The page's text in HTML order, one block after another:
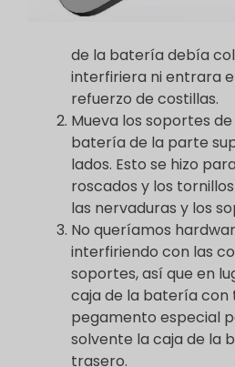
de la batería debía
interfiriera ni entrara
refuerzo de costillas.
Mueva los soportes
batería de la parte
lados. Esto se hizo
roscados y los
las nervaduras y los
No queríamos
interfiriendo con las
soportes, así que en
caja de la batería con
pegamento especial
solvente la caja de la
trasero.